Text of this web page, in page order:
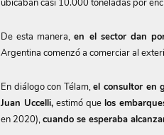
ubicaban casi 10.000 toneladas por
De esta manera,en el sector dan
Argentina comenzó a comerciar al
En diálogo con Télam,el consultor en
Juan Uccelli,estimó que los
en 2020),cuando se esperaba